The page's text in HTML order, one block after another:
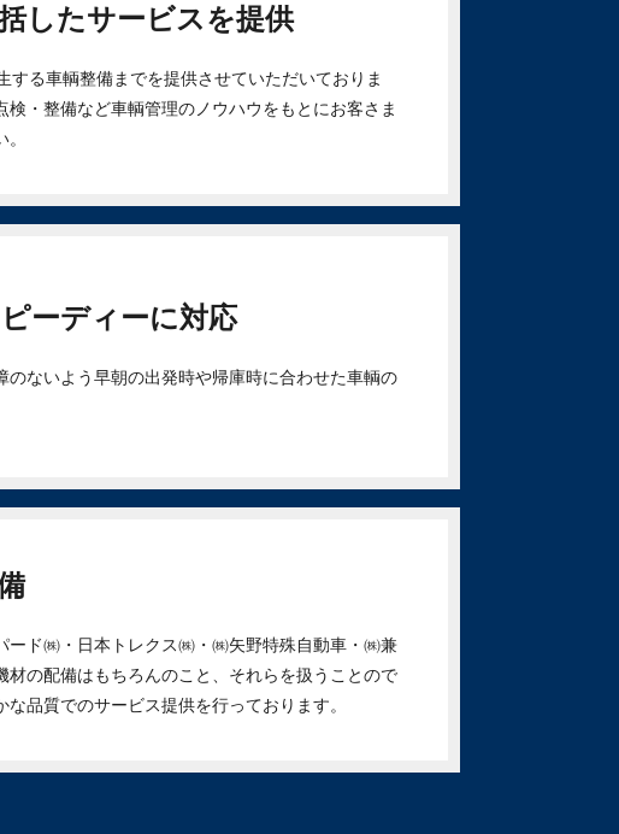
したサービスを提供
る車輌整備までを提供させていただいておりま
・整備など車輌管理のノウハウをもとにお客さま
ーディーに対応
ないよう早朝の出発時や帰庫時に合わせた車輌の
ド㈱・日本トレクス㈱・㈱矢野特殊自動車・㈱兼
の配備はもちろんのこと、それらを扱うことので
品質でのサービス提供を行っております。